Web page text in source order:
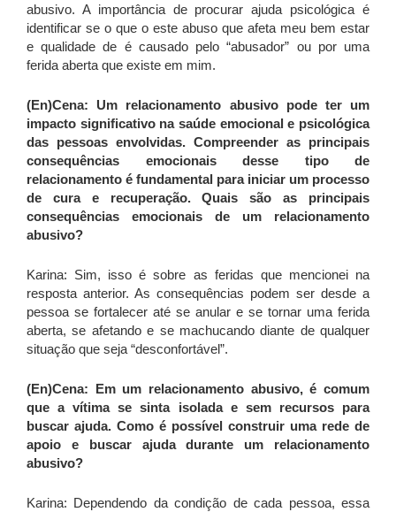
abusivo. A importância de procurar ajuda psicológica é
identificar se o que o este abuso que afeta meu bem estar
e qualidade de é causado pelo “abusador” ou por uma
ferida aberta que existe em mim.
(En)Cena: Um relacionamento abusivo pode ter um
impacto significativo na saúde emocional e psicológica
das pessoas envolvidas. Compreender as principais
consequências emocionais desse tipo de
relacionamento é fundamental para iniciar um processo
de cura e recuperação.
Quais são as principais
consequências emocionais de um relacionamento
abusivo?
Karina: Sim, isso é sobre as feridas que mencionei na
resposta anterior. As consequências podem ser desde a
pessoa se fortalecer até se anular e se tornar uma ferida
aberta, se afetando e se machucando diante de qualquer
situação que seja “desconfortável”.
(En)Cena: Em um relacionamento abusivo, é comum
que a vítima se sinta isolada e sem recursos para
buscar ajuda. Como é possível construir uma rede de
apoio e buscar ajuda durante um relacionamento
abusivo?
Karina: Dependendo da condição de cada pessoa, essa